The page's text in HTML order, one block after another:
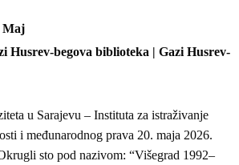
Maj
Husrev-begova biblioteka | Gazi Husrev-
u Sarajevu – Instituta za istraživanje
i međunarodnog prava 20. maja 2026.
sto pod nazivom: “Višegrad 1992–